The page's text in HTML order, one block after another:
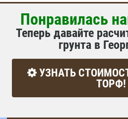
Понравилась
Теперь давайте
грунта в
УЗНАТЬ
ТОРФ!